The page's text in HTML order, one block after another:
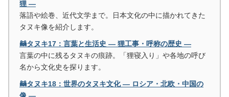
狸 ―
落語や絵巻、近代文学まで。日本文化の中に描かれてきた
タヌキ像を紹介します。
🦝タヌキ17：言葉と生活史 ― 狸工事・呼称の歴史 ―
言葉の中に残るタヌキの痕跡。「狸寝入り」や各地の呼び
名から文化史を探ります。
🦝タヌキ18：世界のタヌキ文化 ― ロシア・北欧・中国の
像 ―